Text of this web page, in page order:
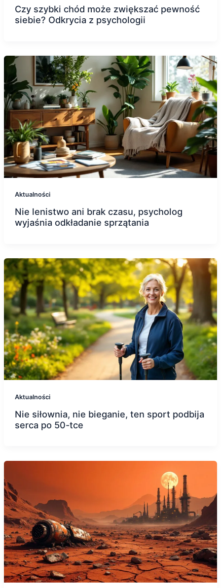
Czy szybki chód może zwiększać pewność
siebie? Odkrycia z psychologii
Aktualności
Nie lenistwo ani brak czasu, psycholog
wyjaśnia odkładanie sprzątania
Aktualności
Nie siłownia, nie bieganie, ten sport podbija
serca po 50-tce